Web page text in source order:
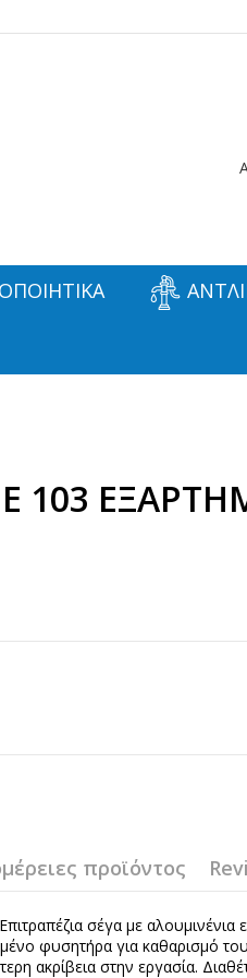
103
προϊόντος
σέγα με αλουμινένια
φυσητήρα για καθαρισμό
ακρίβεια στην εργασία.